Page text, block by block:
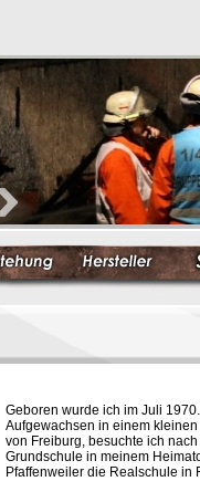
Geboren wurde ich im Juli 1970.
Aufgewachsen in einem kleinen
von Freiburg, besuchte ich nach
Grundschule in meinem
Pfaffenweiler die Realschule in